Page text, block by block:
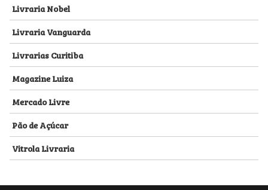
Livraria Nobel
Livraria Vanguarda
Livrarias Curitiba
Magazine Luiza
Mercado Livre
Pão de Açúcar
Vitrola Livraria